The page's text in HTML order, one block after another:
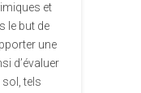
et
le but de
une
d’évaluer
sol, tels